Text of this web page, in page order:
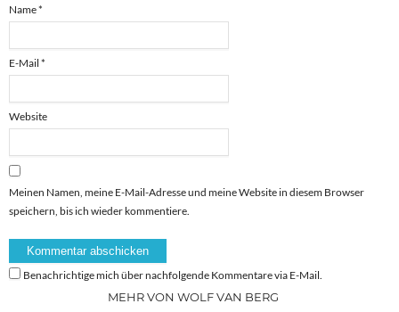
Name*
E-Mail *
Website
Meinen Namen, meine E-Mail-Adresse und meine Website in diesem Browser
speichern, bis ich wieder kommentiere.
Benachrichtige mich über nachfolgende Kommentare via E-Mail.
MEHR VON WOLF VAN BERG